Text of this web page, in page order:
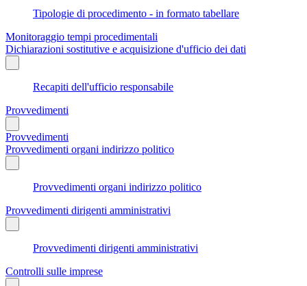
Tipologie di procedimento - in formato tabellare
Monitoraggio tempi procedimentali
Dichiarazioni sostitutive e acquisizione d'ufficio dei dati
Recapiti dell'ufficio responsabile
Provvedimenti
Provvedimenti
Provvedimenti organi indirizzo politico
Provvedimenti organi indirizzo politico
Provvedimenti dirigenti amministrativi
Provvedimenti dirigenti amministrativi
Controlli sulle imprese